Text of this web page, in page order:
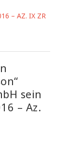
– AZ. IX ZR
sein
– Az.